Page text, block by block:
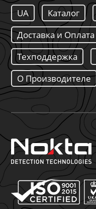
UA Каталог
Доставка и Оплата
Техподдержка
О Производителе